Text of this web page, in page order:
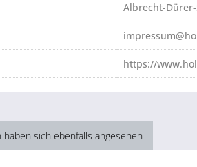
Albrecht-
https://
haben sich ebenfalls angesehen